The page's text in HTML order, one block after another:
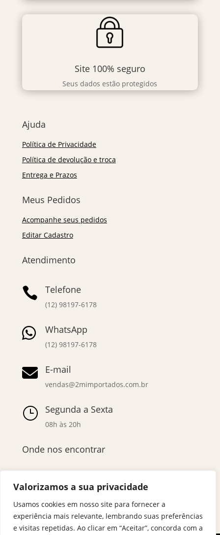
Valorizamos a sua privacidade
Usamos cookies em nosso site para fornecer a
experiência mais relevante, lembrando suas preferências
e visitas repetidas. Ao clicar em “Aceitar”, concorda com a
Site 100% seguro
Seus dados estão protegidos
Ajuda
Política de Privacidade
Política de devolução e troca
Entrega e Prazos
Meus Pedidos
Acompanhe seus pedidos
Editar Cadastro
Atendimento
 Telefone
(12) 98197-6178
 WhatsApp
(12) 98197-6178
 E-mail
vendas@2mimportados.com.br
} Segunda a Sexta
08h às 20h
Onde nos encontrar